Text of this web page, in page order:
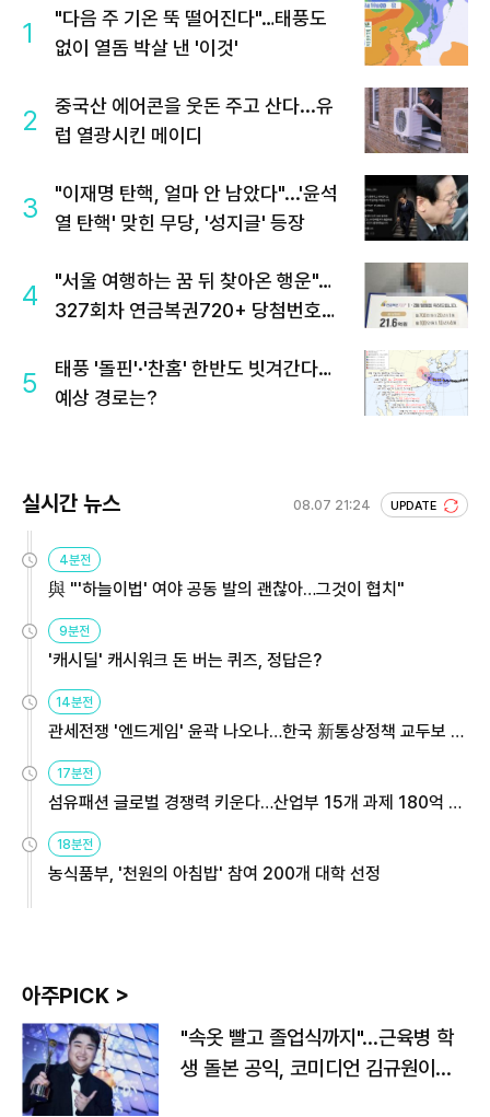
1
"다음 주 기온 뚝 떨어진다"…태풍도
없이 열돔 박살 낸 '이것'
2
중국산 에어콘을 웃돈 주고 산다...유
럽 열광시킨 메이디
3
"이재명 탄핵, 얼마 안 남았다"...'윤석
열 탄핵' 맞힌 무당, '성지글' 등장
4
"서울 여행하는 꿈 뒤 찾아온 행운"…
327회차 연금복권720+ 당첨번호조
5
태풍 '돌핀'·'찬홈' 한반도 빗겨간다…
예상 경로는?
실시간 뉴스 08.07 21:24 UPDATE
4분전
與 "'하늘이법' 여야 공동 발의 괜찮아…그것이 협치"
9분전
'캐시딜' 캐시워크 돈 버는 퀴즈, 정답은?
14분전
관세전쟁 '엔드게임' 윤곽 나오나…한국 新통상정책 교두보 활
용해야
17분전
섬유패션 글로벌 경쟁력 키운다…산업부 15개 과제 180억 지
원
18분전
농식품부, '천원의 아침밥' 참여 200개 대학 선정
아주PICK >
"속옷 빨고 졸업식까지"…근육병 학
생 돌본 공익, 코미디언 김규원이었